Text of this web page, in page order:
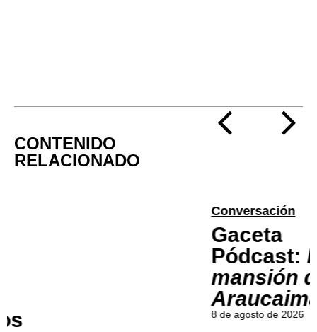
CONTENIDO
RELACIONADO
Conversación
Gaceta
Pódcast:La
mansión de
Araucaima
8 de agosto de 2026